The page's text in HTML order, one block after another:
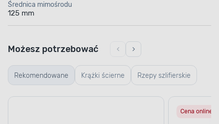
Średnica mimośrodu
125 mm
Rekomendowane Krążki ścierne Rzepy szlifierskie
Możesz potrzebować
Cena online